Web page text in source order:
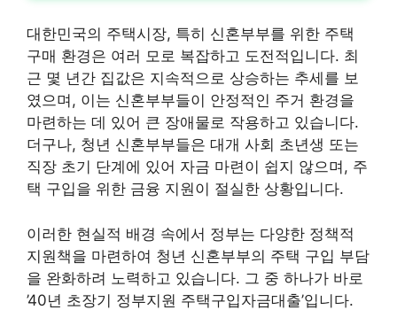
대한민국의 주택시장, 특히 신혼부부를 위한 주택
구매 환경은 여러 모로 복잡하고 도전적입니다. 최
근 몇 년간 집값은 지속적으로 상승하는 추세를 보
였으며, 이는 신혼부부들이 안정적인 주거 환경을
마련하는 데 있어 큰 장애물로 작용하고 있습니다.
더구나, 청년 신혼부부들은 대개 사회 초년생 또는
직장 초기 단계에 있어 자금 마련이 쉽지 않으며, 주
택 구입을 위한 금융 지원이 절실한 상황입니다.
이러한 현실적 배경 속에서 정부는 다양한 정책적
지원책을 마련하여 청년 신혼부부의 주택 구입 부담
을 완화하려 노력하고 있습니다. 그 중 하나가 바로
’40년 초장기 정부지원 주택구입자금대출’입니다.